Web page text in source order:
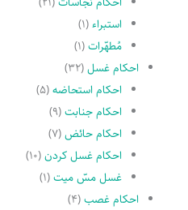
استبراء(۱)
مُطهّرات(۱)
احکام غسل(۳۲)
احکام استحاضه(۵)
احکام جنابت(۹)
احکام حائض(۷)
احکام غسل کردن(۱۰)
غسل مسّ میت(۱)
احکام غصب(۴)